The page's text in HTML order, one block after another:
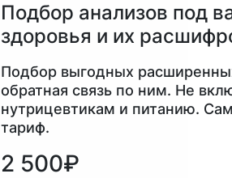
Подбор анализов под
здоровья и их
Подбор выгодных
обратная связь по ним. Не
нутрицевтикам и питанию.
тариф.
2 500₽